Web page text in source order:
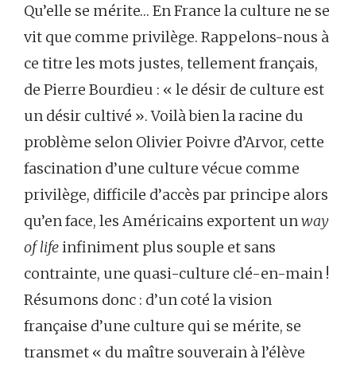
Qu’elle se mérite… En France la culture ne se
vit que comme privilège. Rappelons-nous à
ce titre les mots justes, tellement français,
de Pierre Bourdieu : « le désir de culture est
un désir cultivé ». Voilà bien la racine du
problème selon Olivier Poivre d’Arvor, cette
fascination d’une culture vécue comme
privilège, difficile d’accès par principe alors
qu’en face, les Américains exportent un way
of life infiniment plus souple et sans
contrainte, une quasi-culture clé-en-main !
Résumons donc : d’un coté la vision
française d’une culture qui se mérite, se
transmet « du maître souverain à l’élève